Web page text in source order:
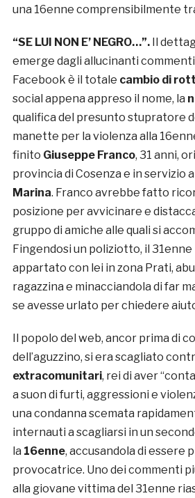
una 16enne comprensibilmente
“SE LUI NON E’ NEGRO…”.Il
emerge dagli allucinanti
Facebook è il totale cambio di
social appena appreso il nome, la
qualifica del presunto stupratore
manette per la violenza alla
finito Giuseppe Franco, 31 anni,
provincia di Cosenza e in servizio
Marina. Franco avrebbe fatto
posizione per avvicinare e
gruppo di amiche alle quali si
Fingendosi un poliziotto, il
appartato con lei in zona Prati,
ragazzina e minacciandola di far
se avesse urlato per chiedere
Il popolo del web, ancor prima di
dell’aguzzino, si era scagliato
extracomunitari, rei di aver
a suon di furti, aggressioni e
una condanna scemata
internauti a scagliarsi in un
la 16enne, accusandola di essere
provocatrice. Uno dei commenti
alla giovane vittima del 31enne